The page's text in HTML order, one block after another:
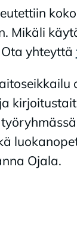
Mi­kä­li
yh­teyt­tä
Oja­la.